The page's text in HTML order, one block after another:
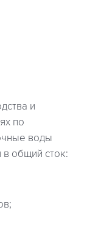
и
по
воды
в общий сток: